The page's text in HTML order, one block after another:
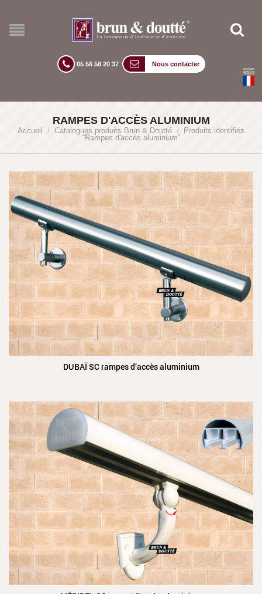
05 56 58 20 37 Nous contacter
RAMPES D'ACCÈS ALUMINIUM
Accueil / Catalogues produits Brun & Doutté /
Produits identifiés
“Rampes d'accès aluminium”
DUBAÏ SC rampes d’accès aluminium